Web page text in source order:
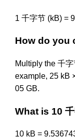
1 千字节 (kB) =
How do you
Multiply the 千
example, 25 kB
05 GB.
What is 10
10 kB =